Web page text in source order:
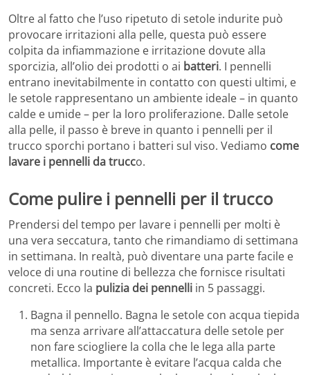
Oltre al fatto che l’uso ripetuto di setole indurite può
provocare irritazioni alla pelle, questa può essere
colpita da infiammazione e irritazione dovute alla
sporcizia, all’olio dei prodotti o ai batteri. I pennelli
entrano inevitabilmente in contatto con questi ultimi, e
le setole rappresentano un ambiente ideale – in quanto
calde e umide – per la loro proliferazione. Dalle setole
alla pelle, il passo è breve in quanto i pennelli per il
trucco sporchi portano i batteri sul viso. Vediamo come
lavare i pennelli da trucco.
Come pulire i pennelli per il trucco
Prendersi del tempo per lavare i pennelli per molti è
una vera seccatura, tanto che rimandiamo di settimana
in settimana. In realtà, può diventare una parte facile e
veloce di una routine di bellezza che fornisce risultati
concreti. Ecco la pulizia dei pennelli in 5 passaggi.
Bagna il pennello. Bagna le setole con acqua tiepida
ma senza arrivare all’attaccatura delle setole per
non fare sciogliere la colla che le lega alla parte
metallica. Importante è evitare l’acqua calda che